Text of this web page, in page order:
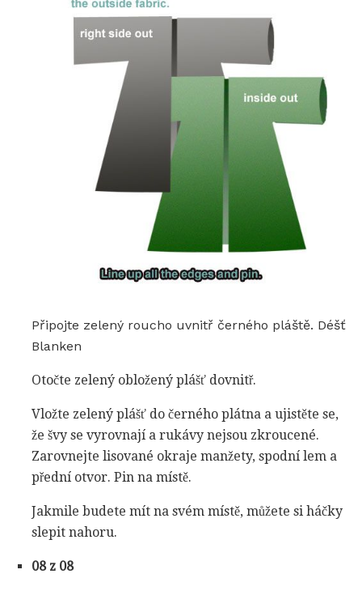
Připojte zelený roucho uvnitř černého pláště. Déšť
Blanken
Otočte zelený obložený plášť dovnitř.
Vložte zelený plášť do černého plátna a ujistěte se,
že švy se vyrovnají a rukávy nejsou zkroucené.
Zarovnejte lisované okraje manžety, spodní lem a
přední otvor. Pin na místě.
Jakmile budete mít na svém místě, můžete si háčky
slepit nahoru.
08 z 08